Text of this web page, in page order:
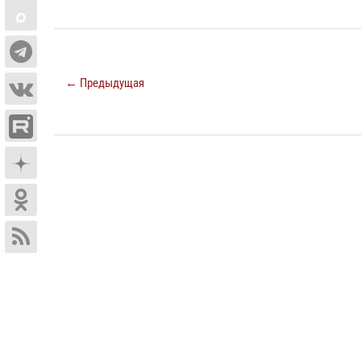
← Предыдущая